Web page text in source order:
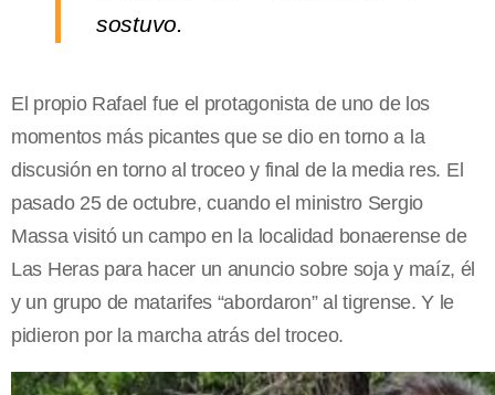
sostuvo.
El propio Rafael fue el protagonista de uno de los
momentos más picantes que se dio en torno a la
discusión en torno al troceo y final de la media res. El
pasado 25 de octubre, cuando el ministro Sergio
Massa visitó un campo en la localidad bonaerense de
Las Heras para hacer un anuncio sobre soja y maíz, él
y un grupo de matarifes “abordaron” al tigrense. Y le
pidieron por la marcha atrás del troceo.